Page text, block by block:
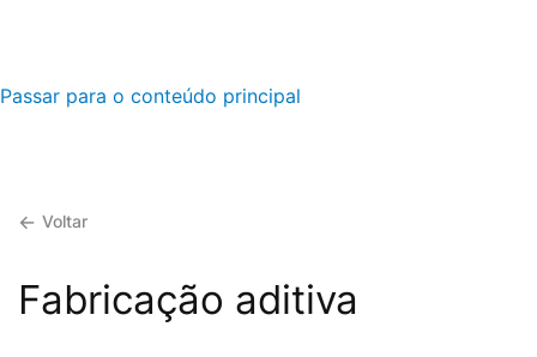
Passar para o conteúdo principal
Voltar
Fabricação aditiva